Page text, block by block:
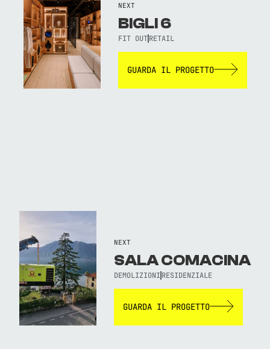
NEXT
BIGLI 6
FIT OUT RETAIL
GUARDA IL PROGETTO
NEXT
SALA COMACINA
DEMOLIZIONI RESIDENZIALE
GUARDA IL PROGETTO